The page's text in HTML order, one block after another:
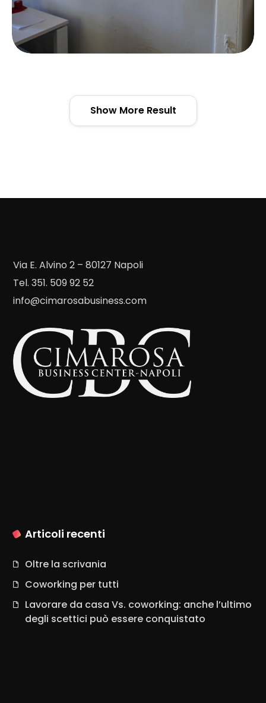
Domiciliazione
Smart zone allocation
Show More Result
Via E. Alvino 2 – 80127 Napoli
Tel. 351. 509 92 52
info@cimarosabusiness.com
Articoli recenti
Oltre la scrivania
Coworking per tutti
Lavorare da casa Vs. coworking: anche l’ultimo
degli scettici può essere conquistato